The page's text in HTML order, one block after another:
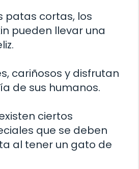
patas cortas, los
pueden llevar una
cariñosos y disfrutan
de sus humanos.
ciertos
que se deben
al tener un gato de